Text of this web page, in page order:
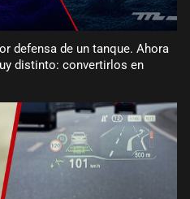
defensa de un tanque. Ahora
distinto: convertirlos en